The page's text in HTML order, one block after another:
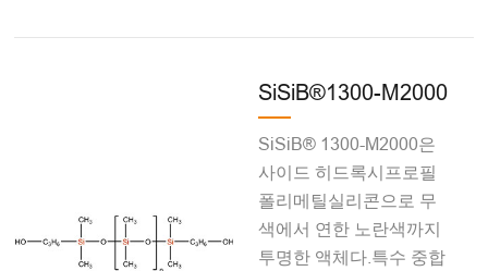
SiSiB®1300-M2000
SiSiB® 1300-M2000은
사이드 히드록시프로필
폴리메틸실리콘으로 무
색에서 연한 노란색까지
투명한 액체다.특수 중합